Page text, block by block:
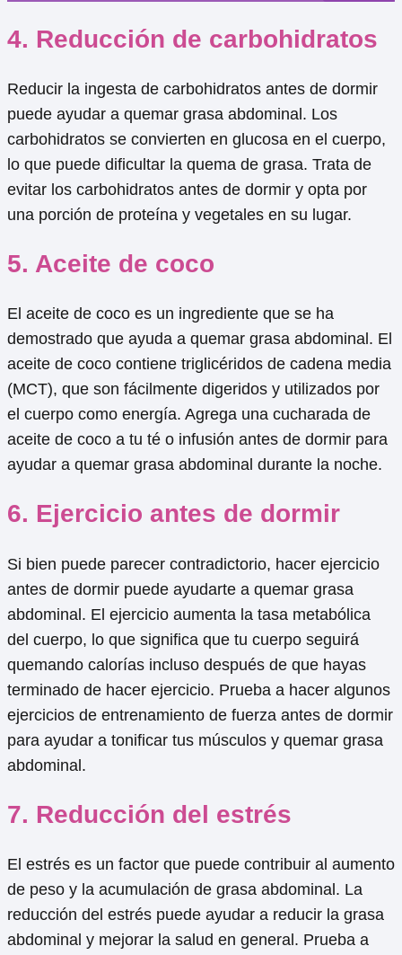
4. Reducción de carbohidratos
Reducir la ingesta de carbohidratos antes de dormir
puede ayudar a quemar grasa abdominal. Los
carbohidratos se convierten en glucosa en el cuerpo,
lo que puede dificultar la quema de grasa. Trata de
evitar los carbohidratos antes de dormir y opta por
una porción de proteína y vegetales en su lugar.
5. Aceite de coco
El aceite de coco es un ingrediente que se ha
demostrado que ayuda a quemar grasa abdominal. El
aceite de coco contiene triglicéridos de cadena media
(MCT), que son fácilmente digeridos y utilizados por
el cuerpo como energía. Agrega una cucharada de
aceite de coco a tu té o infusión antes de dormir para
ayudar a quemar grasa abdominal durante la noche.
6. Ejercicio antes de dormir
Si bien puede parecer contradictorio, hacer ejercicio
antes de dormir puede ayudarte a quemar grasa
abdominal. El ejercicio aumenta la tasa metabólica
del cuerpo, lo que significa que tu cuerpo seguirá
quemando calorías incluso después de que hayas
terminado de hacer ejercicio. Prueba a hacer algunos
ejercicios de entrenamiento de fuerza antes de dormir
para ayudar a tonificar tus músculos y quemar grasa
abdominal.
7. Reducción del estrés
El estrés es un factor que puede contribuir al aumento
de peso y la acumulación de grasa abdominal. La
reducción del estrés puede ayudar a reducir la grasa
abdominal y mejorar la salud en general. Prueba a